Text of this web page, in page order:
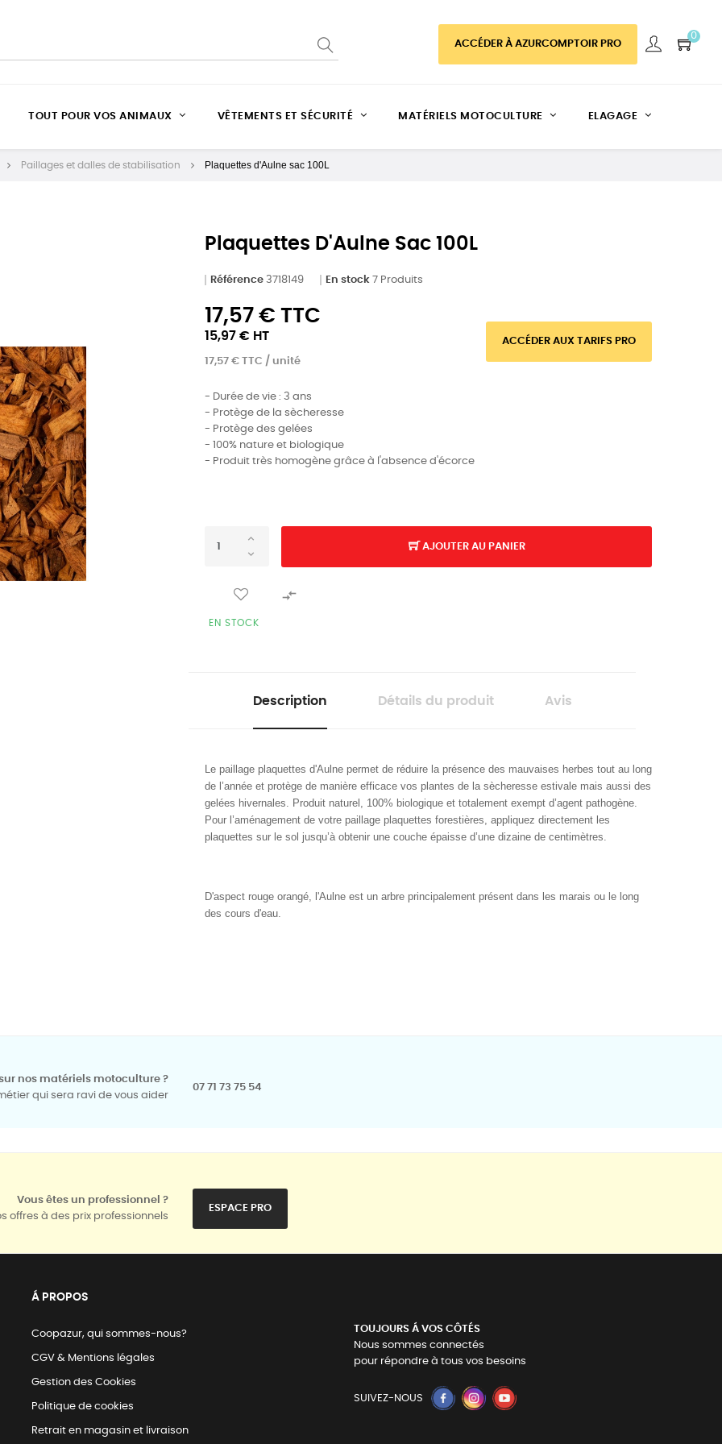
ACCÉDER À AZURCOMPTOIR PRO
0
TOUT POUR VOS ANIMAUX VÊTEMENTS ET SÉCURITÉ MATÉRIELS MOTOCULTURE ELAGAGE
Paillages et dalles de stabilisation Plaquettes d'Aulne sac 100L
Plaquettes D'Aulne Sac 100L
Référence 3718149 En stock 7 Produits
17,57 € TTC
15,97 € HT
17,57 € TTC / unité
ACCÉDER AUX TARIFS PRO
- Durée de vie : 3 ans
- Protège de la sècheresse
- Protège des gelées
- 100% nature et biologique
- Produit très homogène grâce à l'absence d'écorce
AJOUTER AU PANIER

EN STOCK
Description Détails du produit Avis
Le paillage plaquettes d'Aulne permet de réduire la présence des mauvaises herbes tout au long
de l’année et protège de manière efficace vos plantes de la sècheresse estivale mais aussi des
gelées hivernales. Produit naturel, 100% biologique et totalement exempt d’agent pathogène.
Pour l’aménagement de votre paillage plaquettes forestières, appliquez directement les
plaquettes sur le sol jusqu’à obtenir une couche épaisse d’une dizaine de centimètres.
D'aspect rouge orangé, l'Aulne est un arbre principalement présent dans les marais ou le long
des cours d'eau.
nos matériels motoculture ?
qui sera ravi de vous aider
07 71 73 75 54
Vous êtes un professionnel ?
offres à des prix professionnels
ESPACE PRO
Á PROPOS
Coopazur, qui sommes-nous?
CGV & Mentions légales
Gestion des Cookies
Politique de cookies
Retrait en magasin et livraison
TOUJOURS Á VOS CÔTÉS
Nous sommes connectés
pour répondre à tous vos besoins
SUIVEZ-NOUS